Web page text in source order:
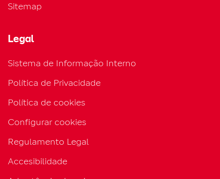
Sitemap
Legal
Sistema de Informação Interno
Política de Privacidade
Política de cookies
Configurar cookies
Regulamento Legal
Accesibilidade